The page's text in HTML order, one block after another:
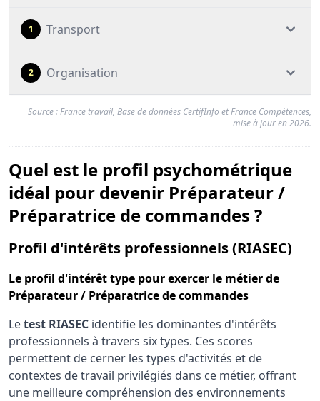
1 Transport
2 Organisation
Source : France travail, Base de données CertifInfo et France Compétences,
mise à jour en 2026.
Quel est le profil psychométrique
idéal pour devenir Préparateur /
Préparatrice de commandes ?
Profil d'intérêts professionnels (RIASEC)
Le profil d'intérêt type pour exercer le métier de
Préparateur / Préparatrice de commandes
Letest RIASEC identifie les dominantes d'intérêts
professionnels à travers six types. Ces scores
permettent de cerner les types d'activités et de
contextes de travail privilégiés dans ce métier, offrant
une meilleure compréhension des environnements